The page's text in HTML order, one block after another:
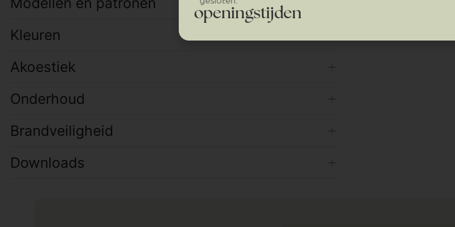
Kleuren
Akoestiek
Onderhoud
Brandveiligheid
Downloads
openingstijden